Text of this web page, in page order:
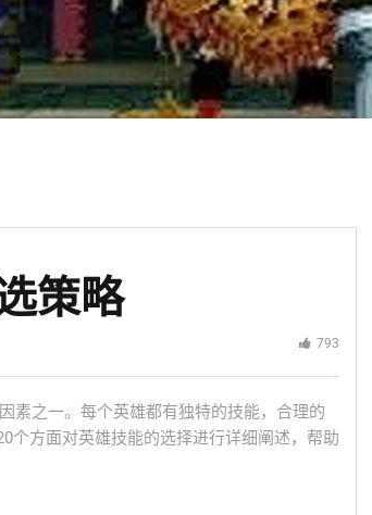
策略
793
素之一。每个英雄都有独特的技能，合理的
个方面对英雄技能的选择进行详细阐述，帮助